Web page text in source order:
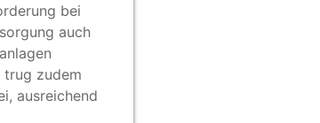
bei
auch
trug zudem
ausreichend